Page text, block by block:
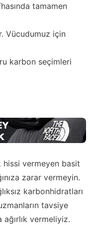
tamamen
Vücudumuz için
karbon seçimleri
vermeyen basit
zarar vermeyin.
karbonhidratları
tavsiye
vermeliyiz.